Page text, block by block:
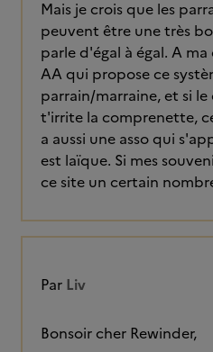
Mais je crois que les
peuvent être une très
parle d'égal à égal. A
AA qui propose ce
parrain/marraine, et si
t'irrite la comprenette,
a aussi une asso qui
est laïque. Si mes
ce site un certain
Par Liv
Bonsoir cher Rewinder,